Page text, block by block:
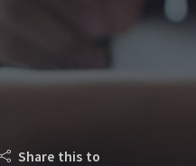
Share this to